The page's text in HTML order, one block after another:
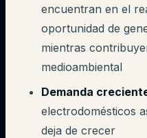
encuentran en el
oportunidad de
mientras
medioambiental
Demanda
electrodomésticos
deja de crecer